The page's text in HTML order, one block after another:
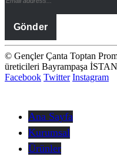
© Gençler Çanta Toptan
üreticileri Bayrampaşa
Facebook Twitter Instagram
Ana Sayfa
Kurumsal
Ürünler